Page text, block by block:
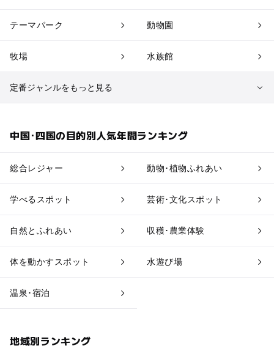
テーマパーク 動物園
牧場 水族館
定番ジャンルをもっと見る
中国･四国の目的別人気年間ランキング
総合レジャー 動物･植物ふれあい
学べるスポット 芸術･文化スポット
自然とふれあい 収穫･農業体験
体を動かすスポット 水遊び場
温泉･宿泊
地域別ランキング